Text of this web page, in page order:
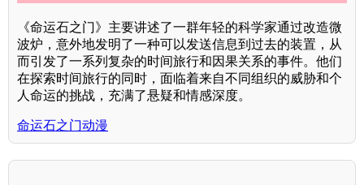
《命运石之门》主要讲述了一群年轻的科学家通过改造微
波炉，意外地发明了一种可以发送信息到过去的装置，从
而引发了一系列复杂的时间旅行和因果关系的事件。他们
在探索时间旅行的同时，面临着来自不同组织的威胁和个
人命运的挑战，充满了悬疑和情感深度。
命运石之门动漫